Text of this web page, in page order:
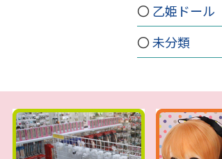
乙姫ドール
未分類